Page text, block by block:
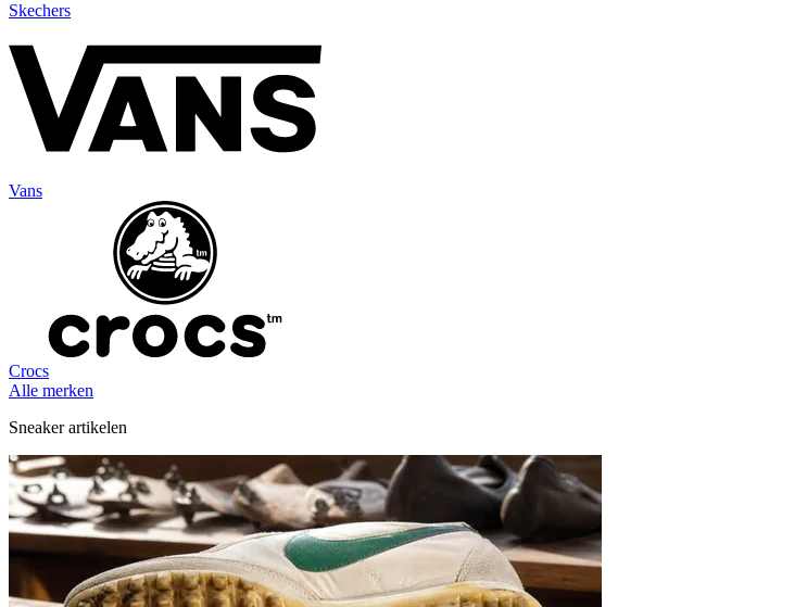
Skechers
Vans
Crocs
Alle merken
Sneaker artikelen